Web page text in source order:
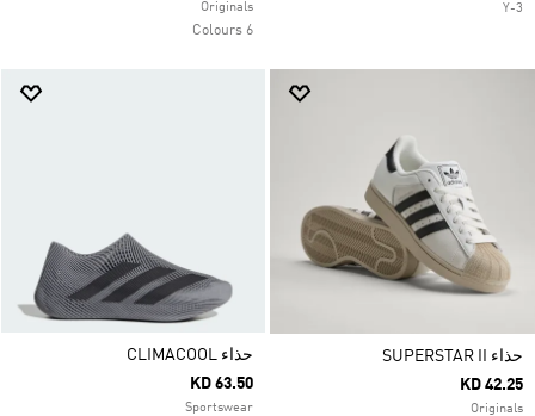
Y-3
Originals
6 Colours
حذاء SUPERSTAR II
KD 42.25
Originals
حذاء CLIMACOOL
KD 63.50
Sportswear